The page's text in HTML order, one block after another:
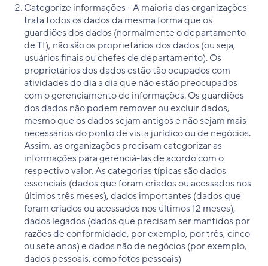
Categorize informações - A maioria das organizações
trata todos os dados da mesma forma que os
guardiões dos dados (normalmente o departamento
de TI), não são os proprietários dos dados (ou seja,
usuários finais ou chefes de departamento). Os
proprietários dos dados estão tão ocupados com
atividades do dia a dia que não estão preocupados
com o gerenciamento de informações. Os guardiões
dos dados não podem remover ou excluir dados,
mesmo que os dados sejam antigos e não sejam mais
necessários do ponto de vista jurídico ou de negócios.
Assim, as organizações precisam categorizar as
informações para gerenciá-las de acordo com o
respectivo valor. As categorias típicas são dados
essenciais (dados que foram criados ou acessados nos
últimos três meses), dados importantes (dados que
foram criados ou acessados nos últimos 12 meses),
dados legados (dados que precisam ser mantidos por
razões de conformidade, por exemplo, por três, cinco
ou sete anos) e dados não de negócios (por exemplo,
dados pessoais, como fotos pessoais)